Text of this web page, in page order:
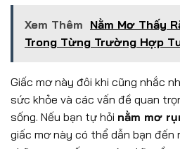
Xem Thêm Nằm Mơ Thấy
Trong Từng Trường Hợp
Giấc mơ này đôi khi cũng nhắc
sức khỏe và các vấn đề quan
sống. Nếu bạn tự hỏi nằm mơ
giấc mơ này có thể dẫn bạn đến